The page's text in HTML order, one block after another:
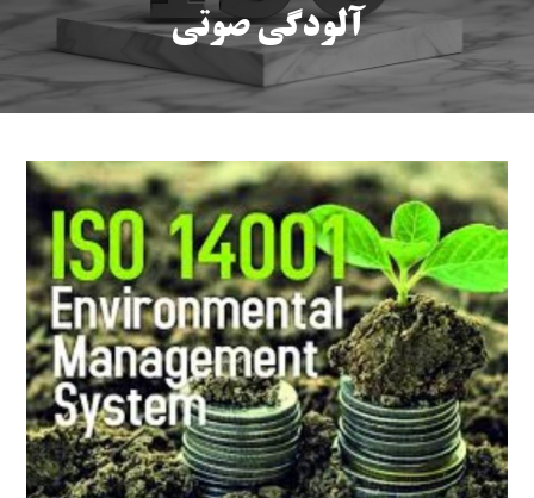
آلودگی صوتی